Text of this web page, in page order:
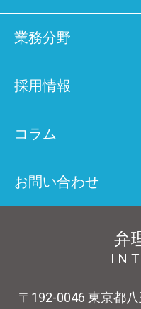
業務分野
採用情報
コラム
お問い合わせ
弁
〒192-0046 東京都